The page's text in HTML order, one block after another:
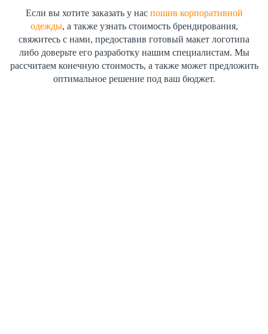
Если вы хотите заказать у нас пошив корпоративной
одежды, а также узнать стоимость брендирования,
свяжитесь с нами, предоставив готовый макет логотипа
либо доверьте его разработку нашим специалистам. Мы
рассчитаем конечную стоимость, а также может предложить
оптимальное решение под ваш бюджет.